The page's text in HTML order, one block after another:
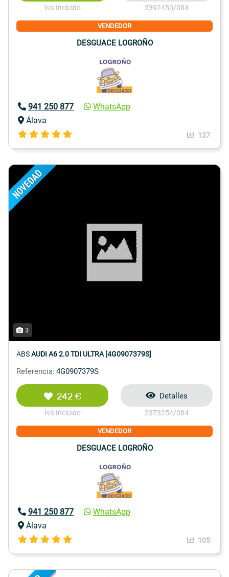
Iva Incluido 2392450/084
VENDEDOR
DESGUACE LOGROÑO
941 250 877
WhatsApp
Álava
127
3
ABSAUDI A6 2.0 TDI ULTRA [4G0907379S]
Referencia: 4G0907379S
242 €
Iva Incluido
Detalles
2373254/084
VENDEDOR
DESGUACE LOGROÑO
941 250 877
WhatsApp
Álava
105